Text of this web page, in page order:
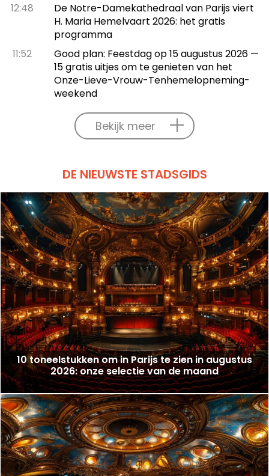
12:48
De Notre-Damekathedraal van Parijs viert
H. Maria Hemelvaart 2026: het gratis
programma
11:52
Good plan: Feestdag op 15 augustus 2026 —
15 gratis uitjes om te genieten van het
Onze-Lieve-Vrouw-Tenhemelopneming-
weekend
Bekijk meer
DE NIEUWSTE STADSGIDS
10 toneelstukken om in Parijs te zien in augustus
2026: onze selectie van de maand